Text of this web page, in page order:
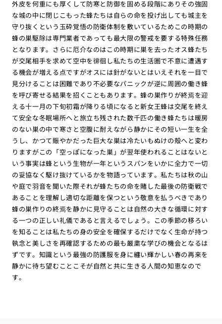
外皮を何重にも厚くして防寒と防御を固める段階にありその強固
な城の中に閉じこもった蜂たちは自らの命を投げ出しても城主を
守り抜くという玉砕覚悟の防衛体制を敷いているためこの時期の
蜂の巣駆除は専門業者であっても最大限の警戒を要する特殊任務
となります。さらに厄介なのはこの時期に巣を去ったオス蜂たち
が交尾相手を求めて空中を徘徊し私たちの生活圏で不意に遭遇す
る機会が増える点ですがオスには針がないとはいえそれを一目で
見分けることは困難であり不必要なパニックが逆に周囲の働き蜂
を呼び寄せる結果を招くこともあります。蜂の巣作りが終焉を迎
える十一月の下旬初霜が降りる頃になると新女王蜂は交尾を終え
て安全な冬眠場所へと旅立ち残された数千匹の働き蜂たちは暖房
のない巣の中で寒さと空腹に耐えながら静かにその短い一生を全
うし、かつて賑やかだった巨大な巣は冷たいもぬけの殻へと変わ
りますがこの「空っぽになった巣」が翌年使われることはないと
いう事実は蜂という生物が一年というスパンをいかに全力で一切
の妥協なく駆け抜けているかを物語っています。私たちは秋の山
や庭で羽音を聞いた際それが蜂たちの命を賭した最後の防衛戦で
あることを理解し適切な距離を保つという敬意を払うべきであり
蜂の巣作りの終焉を静かに見守ることは自然の大きな循環に対す
る一つの正しい礼儀であると言えるでしょう。この季節の移ろい
を知ることは私たちの身の安全を確保するだけでなく生命が持つ
執念と美しさを再確認するための最も厳粛な学びの機会となるは
ずです。知識という最強の防護服を身に纏い輝かしい春の再来を
静かに待ち望むことこそが自然と共に生きる人間の知恵なので
す。